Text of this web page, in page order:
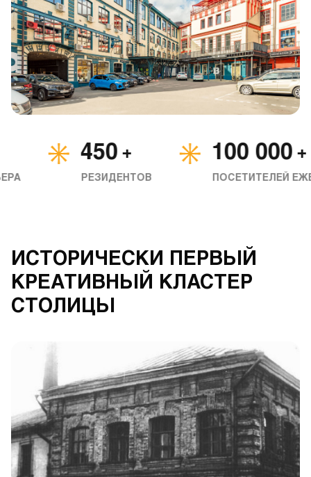
450 +
РЕЗИДЕНТОВ
100 000 +
ПОСЕТИТЕЛЕЙ
ИСТОРИЧЕСКИ ПЕРВЫЙ
КРЕАТИВНЫЙ КЛАСТЕР
СТОЛИЦЫ